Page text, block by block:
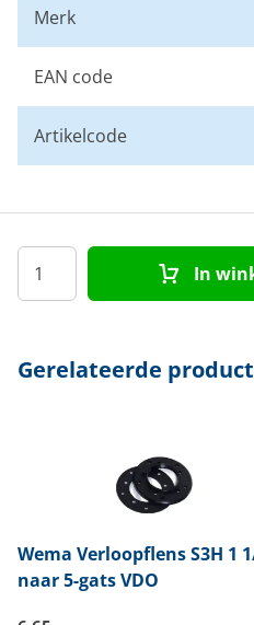
Merk
EAN code
Artikelcode
In
Gerelateerde
Wema Verloopflens S3H 1
naar 5-gats VDO